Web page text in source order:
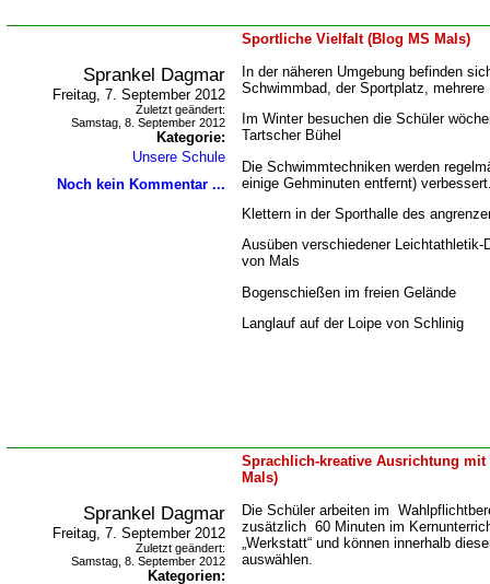
Sportliche Vielfalt (Blog MS Mals)
Sprankel Dagmar
Freitag, 7. September 2012
Zuletzt geändert:
Samstag, 8. September 2012
Kategorie:
Unsere Schule
Noch kein Kommentar ...
In der näheren Umgebung befinden
Schwimmbad, der Sportplatz, mehrere
Im Winter besuchen die Schüler
Tartscher Bühel
Die Schwimmtechniken werden
einige Gehminuten entfernt)
Klettern in der Sporthalle des
Ausüben verschiedener
von Mals
Bogenschießen im freien Gelände
Langlauf auf der Loipe von Schlinig
Sprachlich-kreative Ausrichtung
Mals)
Sprankel Dagmar
Freitag, 7. September 2012
Zuletzt geändert:
Samstag, 8. September 2012
Kategorien:
Die Schüler arbeiten im
zusätzlich 60 Minuten im
Werkstatt“ und können innerhalb
auswählen.